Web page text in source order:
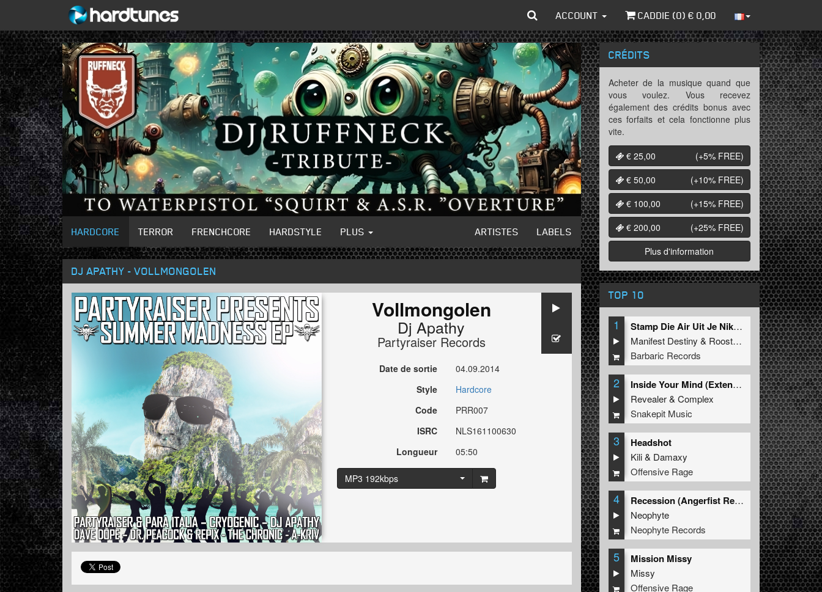
ACCOUNT CADDIE (0) € 0,00
HARDCORE TERROR FRENCHCORE HARDSTYLE PLUS ARTISTES LABELS
DJ APATHY - VOLLMONGOLEN
Vollmongolen
Dj Apathy
Partyraiser Records
Date de sortie
04.09.2014
Style
Hardcore
Code
PRR007
ISRC
NLS161100630
Longueur
05:50
MP3 192kbps
CRÉDITS
Acheter de la musique quand que
vous voulez. Vous recevez
également des crédits bonus avec
ces forfaits et cela fonctionne plus
vite.
€ 25,00
(+5% FREE)
€ 50,00
(+10% FREE)
€ 100,00
(+15% FREE)
€ 200,00
(+25% FREE)
Plus d'information
TOP 10
1
Stamp Die Air Uit Je Nikeys (Extended Mix)
Manifest Destiny & Roosterz
Barbaric Records
2
Inside Your Mind (Extended Mix)
Revealer&Complex
Snakepit Music
3 Headshot
Kili& Damaxy
Offensive Rage
4
Recession (Angerfist Remix Extended)
Neophyte
Neophyte Records
5 Mission Missy
Missy
Offensive Rage